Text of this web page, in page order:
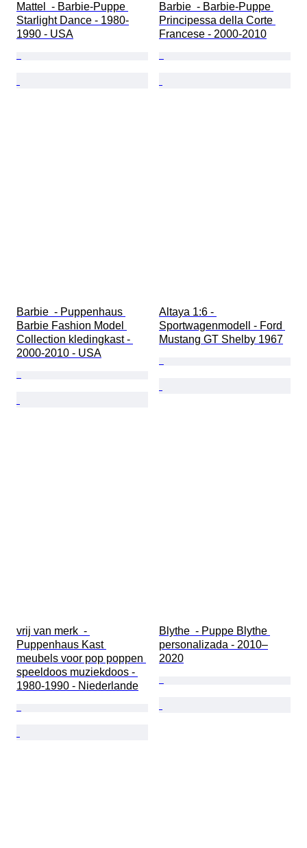
Mattel  - Barbie-Puppe
Starlight Dance - 1980-
1990 - USA
Barbie  - Barbie-Puppe
Principessa della Corte
Francese - 2000-2010
Barbie  - Puppenhaus
Barbie Fashion Model
Collection kledingkast -
2000-2010 - USA
Altaya 1:6 -
Sportwagenmodell - Ford
Mustang GT Shelby 1967
vrij van merk  -
Puppenhaus Kast
meubels voor pop poppen
speeldoos muziekdoos -
1980-1990 - Niederlande
Blythe  - Puppe Blythe
personalizada - 2010–
2020